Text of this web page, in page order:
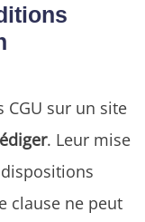
CGU sur un site
. Leur mise
clause ne peut